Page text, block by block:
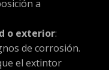
a
o exterior:
de corrosión.
el extintor